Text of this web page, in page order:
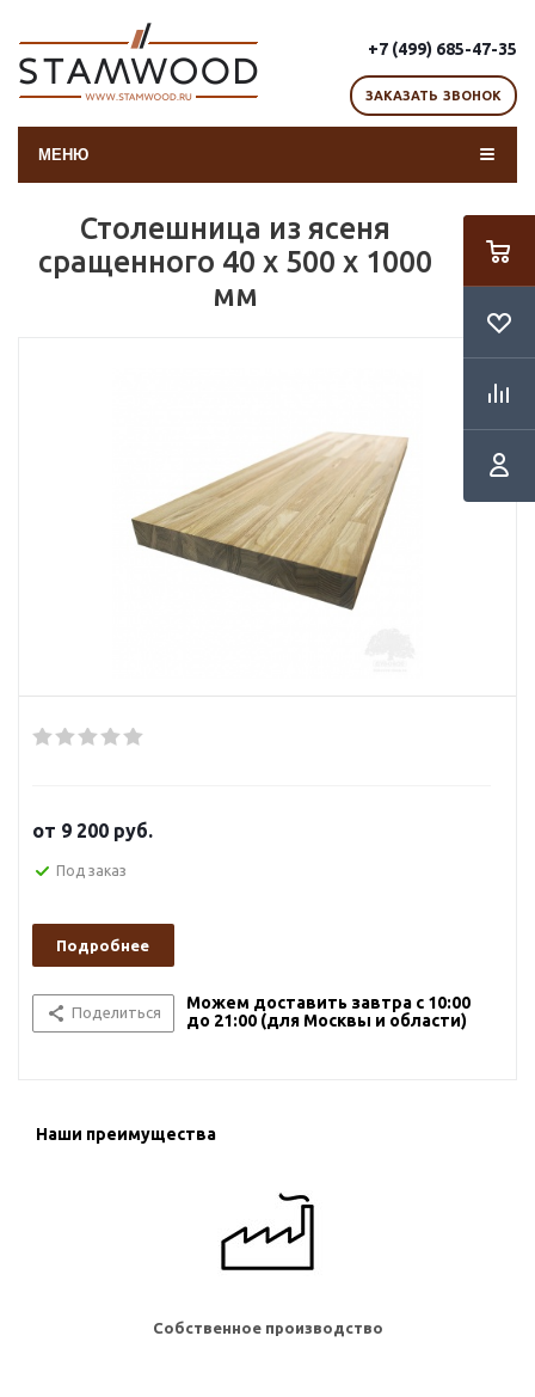
+7 (499) 685-47-35
ЗАКАЗАТЬ ЗВОНОК
МЕНЮ
Столешница из ясеня
сращенного 40 х 500 х 1000
мм
от 9 200 руб.
Под заказ
Подробнее
Поделиться
Можем доставить завтра с 10:00
до 21:00 (для Москвы и области)
Наши преимущества
Собственное производство